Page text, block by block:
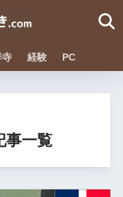
寺 経験 PC
事一覧